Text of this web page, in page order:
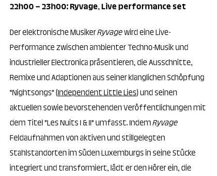
22h00 – 23h00:Ryvage, Live performance set
Der elektronische MusikerRyvagewird eine Live-
Performance zwischen ambienter Techno-Musik und
industrieller Electronica präsentieren, die Ausschnitte,
Remixe und Adaptionen aus seiner klanglichen Schöpfung
"Nightsongs" (Independent Little Lies) und seinen
aktuellen sowie bevorstehenden Veröffentlichungen mit
dem Titel "Les Nuits I & II" umfasst. IndemRyvage
Feldaufnahmen von aktiven und stillgelegten
Stahlstandorten im Süden Luxemburgs in seine Stücke
integriert und transformiert, lädt er den Hörer ein, die